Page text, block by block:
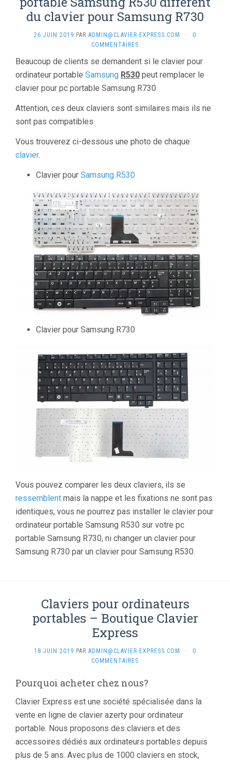
du clavier pour Samsung R730
26 JUIN 2019 PAR ADMIN@CLAVIER-EXPRESS.COM ·
0
COMMENTAIRES
Beaucoup de clients se demandent si le clavier pour
ordinateur portable Samsung R530 peut remplacer le
clavier pour pc portable Samsung R730
Attention, ces deux claviers sont similaires mais ils ne
sont pas compatibles
Vous trouverez ci-dessous une photo de chaque
clavier.
Clavier pour Samsung R530
Clavier pour Samsung R730
Vous pouvez comparer les deux claviers, ils se
ressemblent mais la nappe et les fixations ne sont pas
identiques, vous ne pourrez pas installer le clavier pour
ordinateur portable Samsung R530 sur votre pc
portable Samsung R730, ni changer un clavier pour
Samsung R730 par un clavier pour Samsung R530.
Claviers pour ordinateurs
portables – Boutique Clavier
Express
18 JUIN 2019 PAR ADMIN@CLAVIER-EXPRESS.COM ·
0
COMMENTAIRES
Pourquoi acheter chez nous?
Clavier Express est une société spécialisée dans la
vente en ligne de clavier azerty pour ordinateur
portable. Nous proposons des claviers et des
accessoires dédiés aux ordinateurs portables depuis
plus de 5 ans. Avec plus de 1000 claviers en stock,